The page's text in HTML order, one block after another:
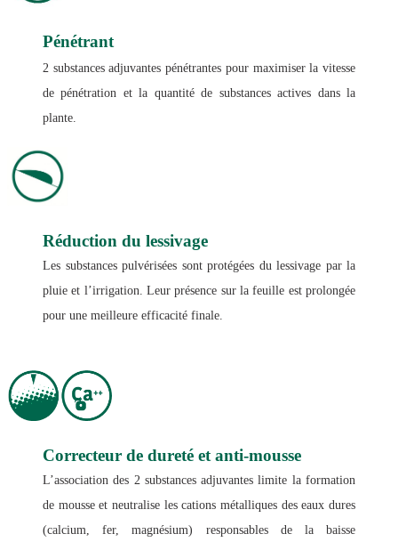
Pénétrant
2 substances adjuvantes pénétrantes pour maximiser la vitesse
de pénétration et la quantité de substances actives dans la
plante.
Réduction du lessivage
Les substances pulvérisées sont protégées du lessivage par la
pluie et l’irrigation. Leur présence sur la feuille est prolongée
pour une meilleure efficacité finale.
Correcteur de dureté et anti-mousse
L’association des 2 substances adjuvantes limite la formation
de mousse et neutralise les cations métalliques des eaux dures
(calcium, fer, magnésium) responsables de la baisse